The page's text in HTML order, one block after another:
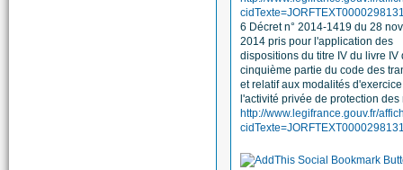
6 Décret n° 2014-1419 du 28
2014 pris pour l'application des
dispositions du titre IV du livre IV
cinquième partie du code des
et relatif aux modalités
l'activité privée de protection des
http://www.legifrance.gouv.fr/